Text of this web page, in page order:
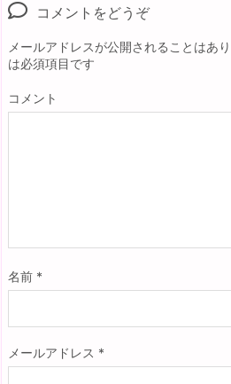
コメントをどうぞ
メールアドレスが公開されることはあり
は必須項目です
コメント
名前 *
メールアドレス *